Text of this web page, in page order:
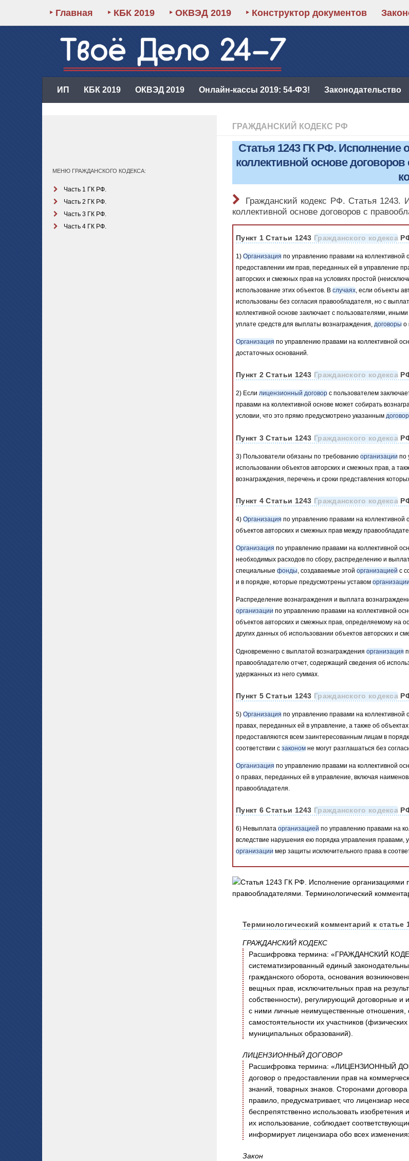
‣ Главная ‣ КБК 2019 ‣ ОКВЭД 2019 ‣ Конструктор документов
ИП КБК 2019 ОКВЭД 2019 Онлайн-кассы 2019: 54-ФЗ! Законодательство
ГРАЖДАНСКИЙ КОДЕКС РФ
Статья 1243 ГК РФ. Исполнение
коллективной основе
Гражданский кодекс РФ. Статья 1243.
коллективной основе договоров с
Пункт 1 Статьи 1243Гражданского кодекса
1) Организация по управлению правами на коллективной
предоставлении им прав, переданных ей в управление
авторских и смежных прав на условиях простой
использование этих объектов. В случаях, если объекты
использованы без согласия правообладателя, но с
коллективной основе заключает с пользователями,
уплате средств для выплаты вознаграждения, договоры о
Организация по управлению правами на коллективной
достаточных оснований.
Пункт 2 Статьи 1243Гражданского кодекса
2) Если лицензионный договор с пользователем
правами на коллективной основе может собирать
условии, что это прямо предусмотрено указанным
Пункт 3 Статьи 1243Гражданского кодекса
3) Пользователи обязаны по требованию организации по
использовании объектов авторских и смежных прав, а
вознаграждения, перечень и сроки представления
Пункт 4 Статьи 1243Гражданского кодекса
4) Организация по управлению правами на коллективной
объектов авторских и смежных прав между
Организация по управлению правами на коллективной
необходимых расходов по сбору, распределению и
специальные фонды, создаваемые этой организацией с
и в порядке, которые предусмотрены уставом организации
Распределение вознаграждения и выплата
организации по управлению правами на коллективной
объектов авторских и смежных прав, определяемому на
других данных об использовании объектов авторских и
Одновременно с выплатой вознаграждения организация
правообладателю отчет, содержащий сведения об
удержанных из него суммах.
Пункт 5 Статьи 1243Гражданского кодекса
5) Организация по управлению правами на
правах, переданных ей в управление, а также об
предоставляются всем заинтересованным лицам в
соответствии с законом не могут разглашаться без
Организация по управлению правами на коллективной
о правах, переданных ей в управление, включая
правообладателя.
Пункт 6 Статьи 1243Гражданского кодекса
6) Невыплата организацией по управлению правами на
вследствие нарушения ею порядка управления правами,
организации мер защиты исключительного права в
Терминологический комментарий к статье
ГРАЖДАНСКИЙ КОДЕКС
Расшифровка термина: «ГРАЖДАНСКИЙ
систематизированный единый
гражданского оборота, основания
вещных прав, исключительных прав на
собственности), регулирующий договорные и
с ними личные неимущественные отношения,
самостоятельности их участников
муниципальных образований).
ЛИЦЕНЗИОННЫЙ ДОГОВОР
Расшифровка термина: «ЛИЦЕНЗИОННЫЙ
договор о предоставлении прав на
знаний, товарных знаков. Сторонами
правило, предусматривает, что лицензиар
беспрепятственно использовать
их использование, соблюдает
информирует лицензиара обо всех
Закон
МЕНЮ ГРАЖДАНСКОГО КОДЕКСА:
Часть 1 ГК РФ.
Часть 2 ГК РФ.
Часть 3 ГК РФ.
Часть 4 ГК РФ.